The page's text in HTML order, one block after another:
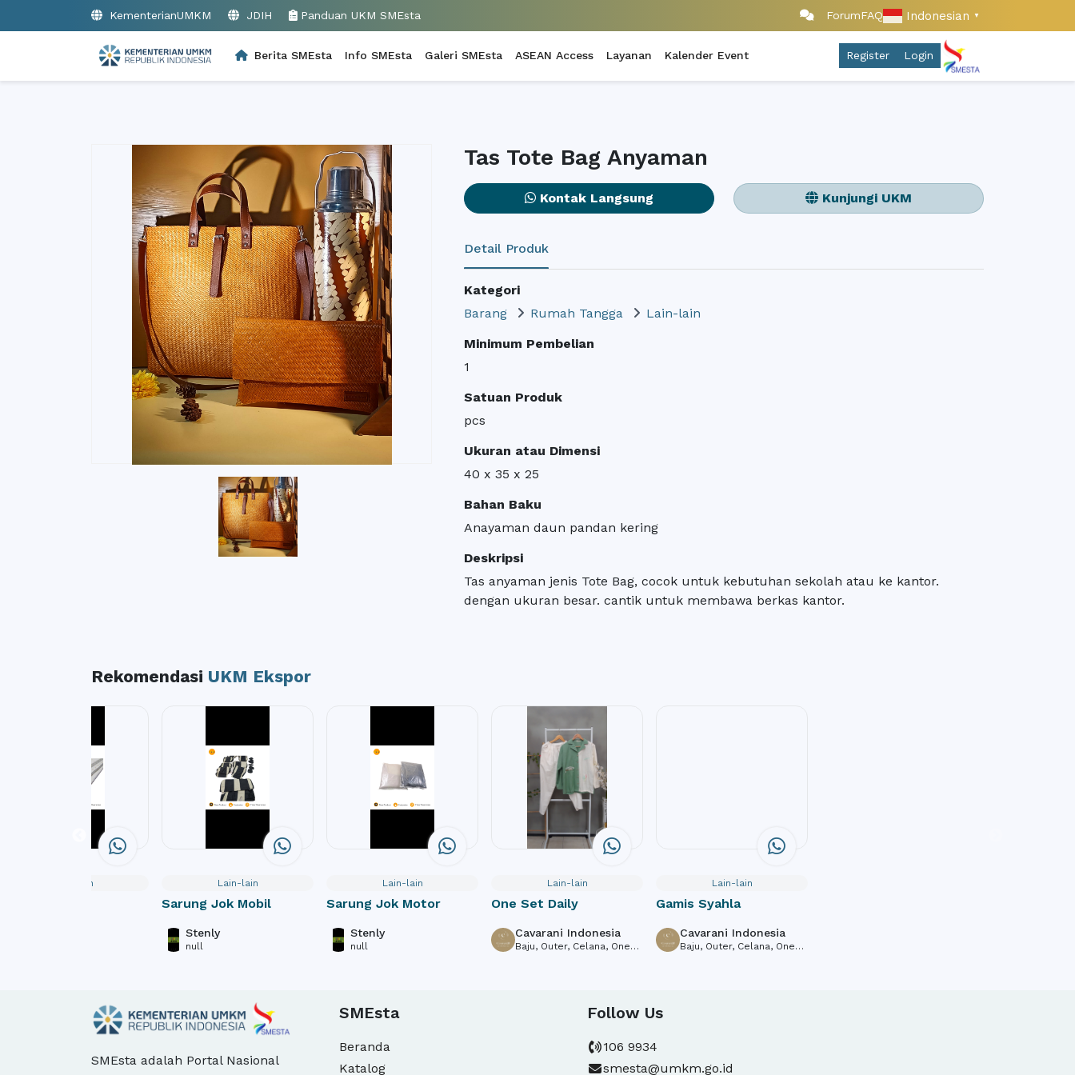
KementerianUMKM JDIH Panduan UKM SMEsta ForumFAQ Indonesian ▼
Berita SMEsta Info SMEsta Galeri SMEsta ASEAN Access Layanan Kalender Event Register Login
Tas Tote Bag Anyaman
Kontak Langsung Kunjungi UKM
Detail Produk
Kategori
Barang
Rumah Tangga
Lain-lain
Minimum Pembelian
1
Satuan Produk
pcs
Ukuran atau Dimensi
40 x 35 x 25
Bahan Baku
Anayaman daun pandan kering
Deskripsi
Tas anyaman jenis Tote Bag, cocok untuk kebutuhan sekolah atau ke kantor.
dengan ukuran besar. cantik untuk membawa berkas kantor.
Rekomendasi UKM Ekspor
Lain-lain Lain-lain
Sarung Jok Mobil
Stenly
null
Lain-lain
Sarung Jok Motor
Stenly
null
Lain-lain
One Set Daily
Cavarani Indonesia
Baju, Outer, Celana, One
Lain-lain
Gamis Syahla
Cavarani Indonesia
Baju, Outer, Celana, One
SMEsta adalah Portal Nasional
SMEsta
Beranda
Katalog
Follow Us
106 9934
smesta@umkm.go.id